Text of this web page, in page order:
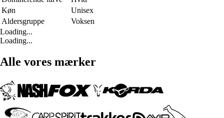
Køn
Unisex
Aldersgruppe
Voksen
Loading...
Loading...
Alle vores mærker